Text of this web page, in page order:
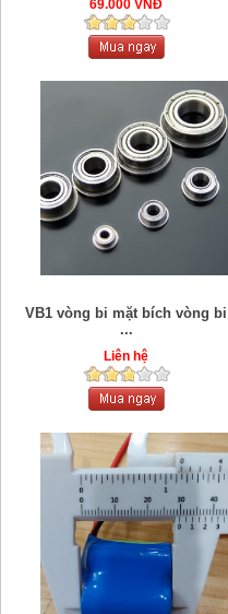
69.000 VNĐ
VB1 vòng bi mặt bích vòng bi
...
Liên hệ